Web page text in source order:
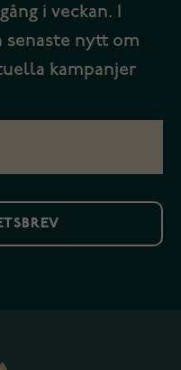
i veckan. I
senaste nytt om
kampanjer